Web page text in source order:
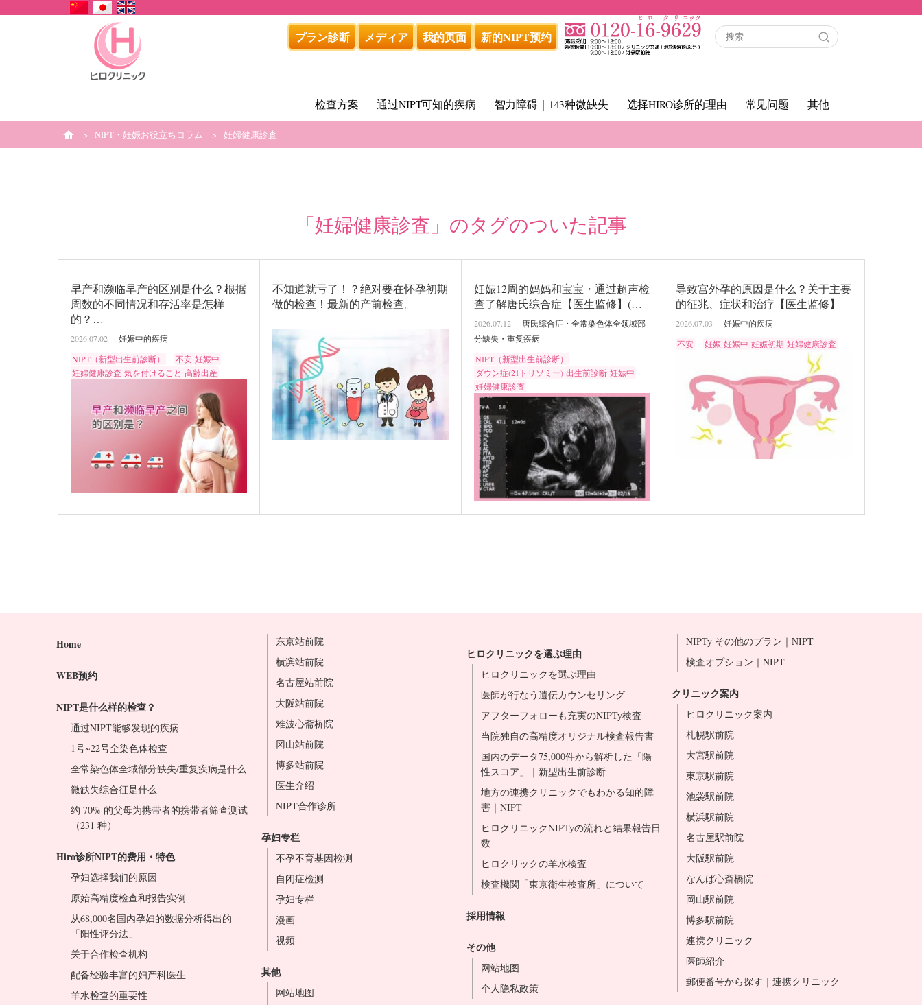
プラン診断 メディア 我的页面 新的NIPT预约
检查方案 通过NIPT可知的疾病 智力障碍｜143种微缺失 选择HIRO诊所的理由 常见问题 其他
h
o
NIPT・妊娠お役立ちコラム 妊婦健康診査
「妊婦健康診査」のタグのついた記事
早产和濒临早产的区别是什么？根据
周数的不同情况和存活率是怎样
的？…
2026.07.02
妊娠中的疾病
NIPT（新型出生前診断）
不安 妊娠中
妊婦健康診査 気を付けること 高齢出産
不知道就亏了！？绝对要在怀孕初期
做的检查！最新的产前检查。
妊娠12周的妈妈和宝宝・通过超声检
查了解唐氏综合症【医生监修】(…
2026.07.12
唐氏综合症・全常染色体全领域部
分缺失・重复疾病
NIPT（新型出生前診断）
ダウン症(21トリソミー) 出生前診断 妊娠中
妊婦健康診査
导致宫外孕的原因是什么？关于主要
的征兆、症状和治疗【医生监修】
2026.07.03
妊娠中的疾病
不安
妊娠 妊娠中 妊娠初期 妊婦健康診査
Home
WEB预约
NIPT是什么样的检查？
通过NIPT能够发现的疾病
1号~22号全染色体检查
全常染色体全域部分缺失/重复疾病是什么
微缺失综合征是什么
约 70% 的父母为携带者的携带者筛查测试
（231 种）
Hiro诊所NIPT的费用・特色
孕妇选择我们的原因
原始高精度检查和报告实例
从68,000名国内孕妇的数据分析得出的
「阳性评分法」
关于合作检查机构
配备经验丰富的妇产科医生
羊水检查的重要性
东京站前院
横滨站前院
名古屋站前院
大阪站前院
难波心斋桥院
冈山站前院
博多站前院
医生介绍
NIPT合作诊所
孕妇专栏
不孕不育基因检测
自闭症检测
孕妇专栏
漫画
视频
其他
网站地图
ヒロクリニックを選ぶ理由
ヒロクリニックを選ぶ理由
医師が行なう遺伝カウンセリング
アフターフォローも充実のNIPTy検査
当院独自の高精度オリジナル検査報告書
国内のデータ75,000件から解析した「陽
性スコア」｜新型出生前診断
地方の連携クリニックでもわかる知的障
害｜NIPT
ヒロクリニックNIPTyの流れと結果報告日
数
ヒロクリックの羊水検査
検査機関「東京衛生検査所」について
採用情報
その他
网站地图
个人隐私政策
NIPTy その他のプラン｜NIPT
検査オプション｜NIPT
クリニック案内
ヒロクリニック案内
札幌駅前院
大宮駅前院
東京駅前院
池袋駅前院
横浜駅前院
名古屋駅前院
大阪駅前院
なんば心斎橋院
岡山駅前院
博多駅前院
連携クリニック
医師紹介
郵便番号から探す｜連携クリニック